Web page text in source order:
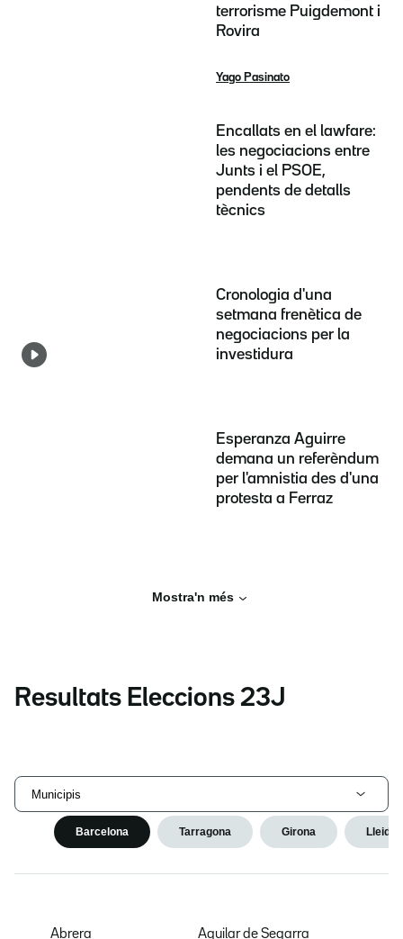
terrorisme Puigdemont i
Rovira
Yago Pasinato
Encallats en el lawfare:
les negociacions entre
Junts i el PSOE,
pendents de detalls
tècnics
Cronologia d'una
setmana frenètica de
negociacions per la
investidura
Esperanza Aguirre
demana un referèndum
per l'amnistia des d'una
protesta a Ferraz
Mostra'n més
Resultats Eleccions 23J
Municipis
Barcelona Tarragona Girona Lleida
Abrera
Aguilar de Segarra